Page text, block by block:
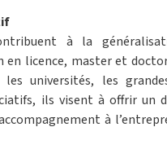
à la
en licence, master et
universités, les
ils visent à offrir un
à